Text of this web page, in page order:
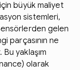
büyük maliyet
sistemleri,
gelen
parçasının ne
yaklaşım
olarak